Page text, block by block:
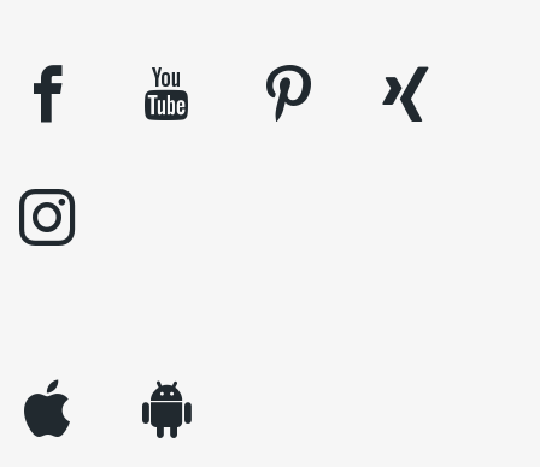
facebook youtube pinterest
xing
instagram
appleinc android